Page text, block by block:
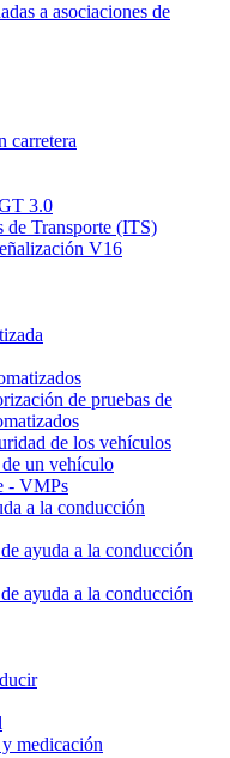
a asociaciones de
carretera
3.0
de Transporte (ITS)
V16
de pruebas de
de los vehículos
un vehículo
- VMPs
a la conducción
ayuda a la conducción
ayuda a la conducción
medicación